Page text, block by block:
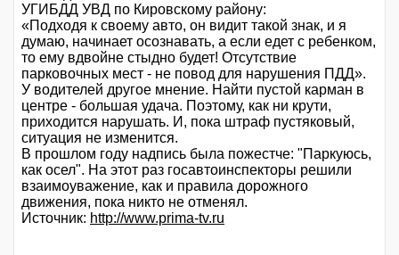
УГИБДД УВД по Кировскому району:
«Подходя к своему авто, он видит такой знак, и я
думаю, начинает осознавать, а если едет с ребенком,
то ему вдвойне стыдно будет! Отсутствие
парковочных мест - не повод для нарушения ПДД».
У водителей другое мнение. Найти пустой карман в
центре - большая удача. Поэтому, как ни крути,
приходится нарушать. И, пока штраф пустяковый,
ситуация не изменится.
В прошлом году надпись была пожестче: "Паркуюсь,
как осел". На этот раз госавтоинспекторы решили
взаимоуважение, как и правила дорожного
движения, пока никто не отменял.
Источник: http://www.prima-tv.ru